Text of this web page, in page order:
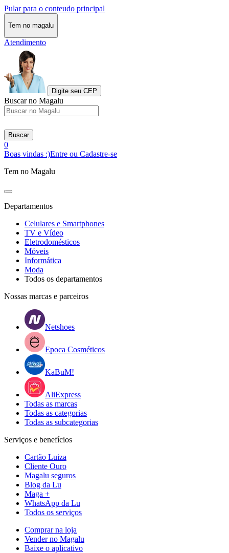
Pular para o conteudo principal
Tem no magalu
Atendimento
Digite seu CEP
Buscar no Magalu
Buscar
0
Boas vindas :)Entre ou Cadastre-se
Tem no Magalu
Departamentos
Celulares e Smartphones
TV e Vídeo
Eletrodomésticos
Móveis
Informática
Moda
Todos os departamentos
Nossas marcas e parceiros
Netshoes
Epoca Cosméticos
KaBuM!
AliExpress
Todas as marcas
Todas as categorias
Todas as subcategorias
Serviços e benefícios
Cartão Luiza
Cliente Ouro
Magalu seguros
Blog da Lu
Maga +
WhatsApp da Lu
Todos os serviços
Comprar na loja
Vender no Magalu
Baixe o aplicativo